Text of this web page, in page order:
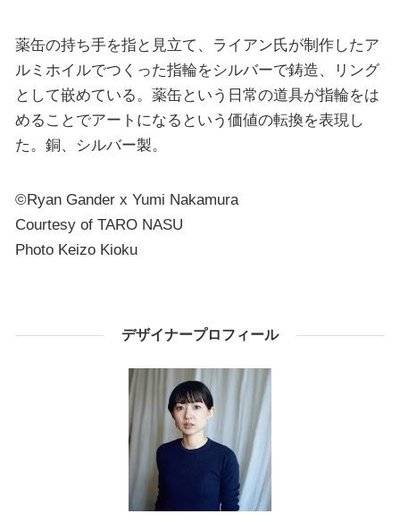
薬缶の持ち手を指と見立て、ライアン氏が制作したア
ルミホイルでつくった指輪をシルバーで鋳造、リング
として嵌めている。薬缶という日常の道具が指輪をは
めることでアートになるという価値の転換を表現し
た。銅、シルバー製。
©Ryan Gander x Yumi Nakamura
Courtesy of TARO NASU
Photo Keizo Kioku
デザイナープロフィール